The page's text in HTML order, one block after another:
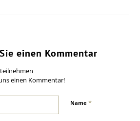
einen Kommentar
einen Kommentar!
Name *